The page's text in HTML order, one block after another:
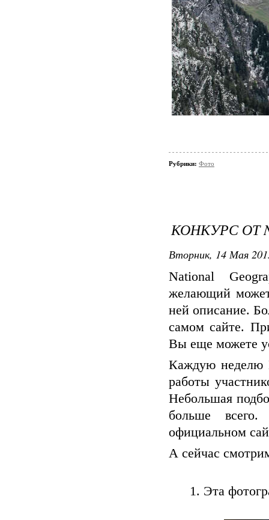
Рубрики: Фото
КОНКУРС ОТ
Вторник, 14 Мая
National
желающий
ней описание.
самом сайте.
Вы еще можете
Каждую неделю
работы
Небольшая
больше
официальном
А сейчас
1. Эта